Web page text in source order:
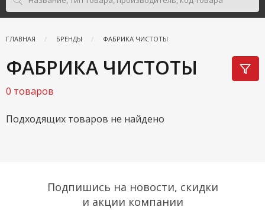
ГЛАВНАЯ БРЕНДЫ ФАБРИКА ЧИСТОТЫ
ФАБРИКА ЧИСТОТЫ
0 товаров
Подходящих товаров не найдено
Подпишись на новости, скидки
и акции компании